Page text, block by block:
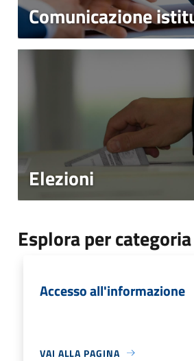
Comunicazione
Elezioni
Esplora per categoria
Accesso all'informazione
VAI ALLA PAGINA